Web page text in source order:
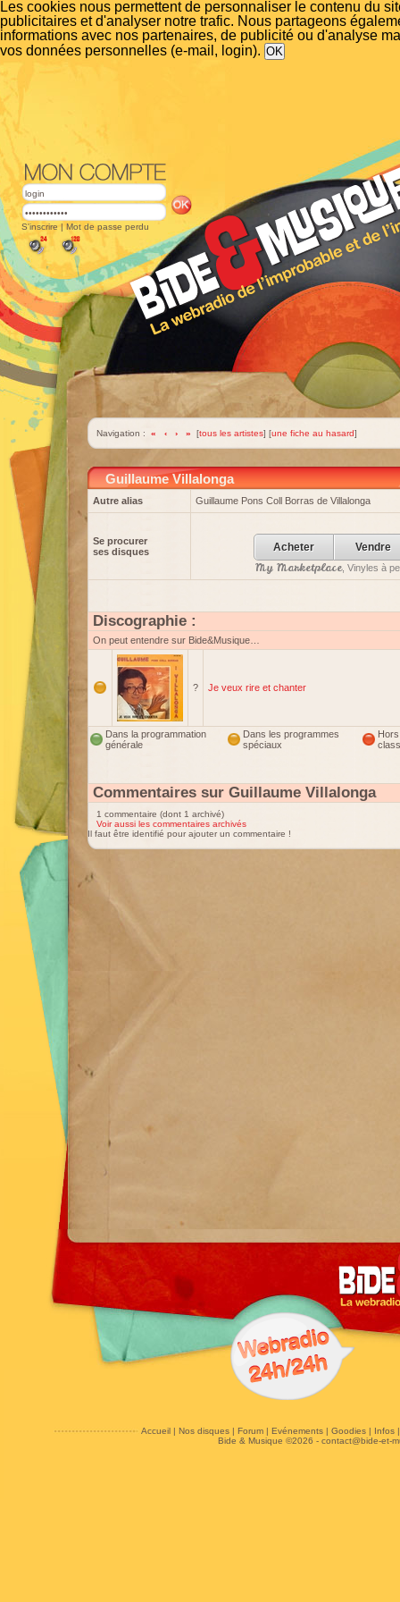
Les cookies nous permettent de personnaliser le contenu du
publicitaires et d'analyser notre trafic. Nous partageons
informations avec nos partenaires, de publicité ou d'analyse
vos données personnelles (e-mail, login).
S'inscrire | Mot de passe perdu
Navigation : « ‹ › » [tous les artistes] [une fiche au hasard]
Guillaume Villalonga
Autre alias Guillaume Pons Coll Borras de Villalonga
Se procurer
ses disques
Acheter Vendre
My Marketplace, Vinyles à
Discographie :
On peut entendre sur Bide&Musique…
? Je veux rire et chanter
Dans la programmation
générale
Dans les programmes
spéciaux
Hors
Commentaires sur Guillaume Villalonga
1 commentaire (dont 1 archivé)
Voir aussi les commentaires archivés
Il faut être identifié pour ajouter un commentaire !
Accueil| Nos disques| Forum| Evénements| Goodies| Infos
Bide & Musique ©2026 - contact@bide-et-